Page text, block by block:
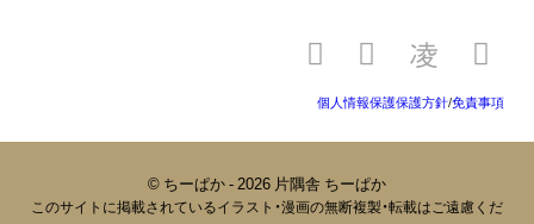
個人情報保護保護方針/免責事項
© ちーぱか - 2026 片隅舎 ちーぱか
このサイトに掲載されているイラスト・漫画の無断複製・転載はご遠慮くだ